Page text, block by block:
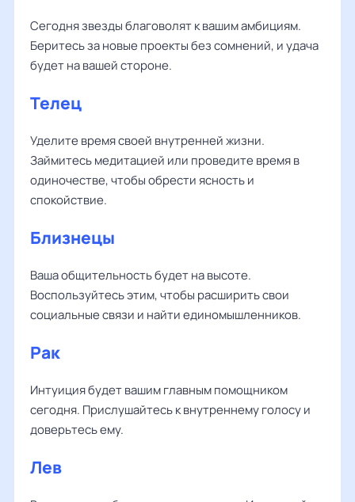
Сегодня звезды благоволят к вашим амбициям.
Беритесь за новые проекты без сомнений, и удача
будет на вашей стороне.
Телец
Уделите время своей внутренней жизни.
Займитесь медитацией или проведите время в
одиночестве, чтобы обрести ясность и
спокойствие.
Близнецы
Ваша общительность будет на высоте.
Воспользуйтесь этим, чтобы расширить свои
социальные связи и найти единомышленников.
Рак
Интуиция будет вашим главным помощником
сегодня. Прислушайтесь к внутреннему голосу и
доверьтесь ему.
Лев